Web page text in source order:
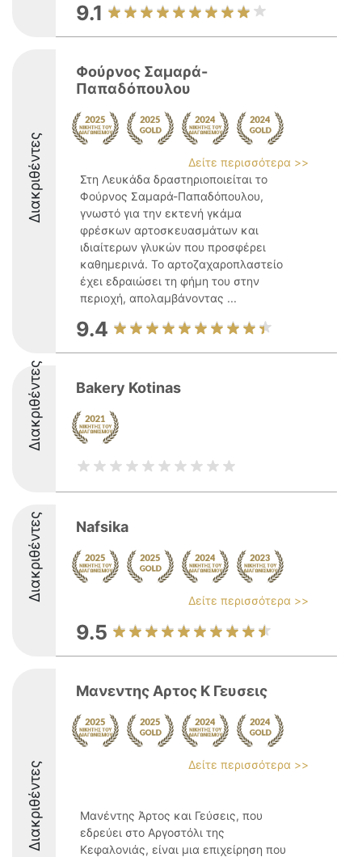
9.1
Διακριθέντες
Φούρνος Σαμαρά-
Παπαδόπουλου
Δείτε περισσότερα >>
Στη Λευκάδα δραστηριοποιείται το
Φούρνος Σαμαρά-Παπαδόπουλου,
γνωστό για την εκτενή γκάμα
φρέσκων αρτοσκευασμάτων και
ιδιαίτερων γλυκών που προσφέρει
καθημερινά. Το αρτοζαχαροπλαστείο
έχει εδραιώσει τη φήμη του στην
περιοχή, απολαμβάνοντας ...
9.4
Διακριθέντες Bakery Kotinas
Διακριθέντες Nafsika
Δείτε περισσότερα >>
9.5
Διακριθέντες
Μανεντης Αρτος Κ Γευσεις
Δείτε περισσότερα >>
Μανέντης Άρτος και Γεύσεις, που
εδρεύει στο Αργοστόλι της
Κεφαλονιάς, είναι μια επιχείρηση που